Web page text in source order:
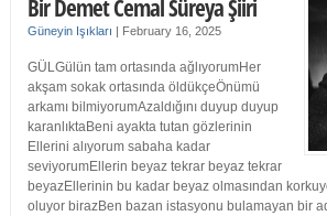
Bir Demet Cemal Süreya Şiiri
Güneyin Işıkları | February 16, 2025
GÜLGülün tam ortasında ağlıyorumHer
akşam sokak ortasında öldükçeÖnümü
arkamı bilmiyorumAzaldığını duyup duyup
karanlıktaBeni ayakta tutan gözlerinin
Ellerini alıyorum sabaha kadar
seviyorumEllerin beyaz tekrar beyaz tekrar
beyazEllerinin bu kadar beyaz olmasından
oluyor birazBen bazan istasyonu bulamayan bir